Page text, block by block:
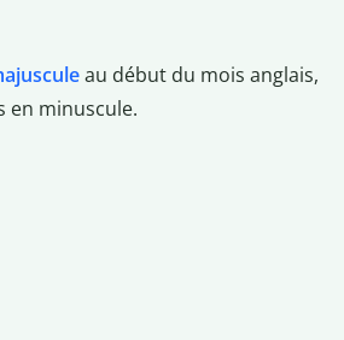
au début du mois anglais,
en minuscule.